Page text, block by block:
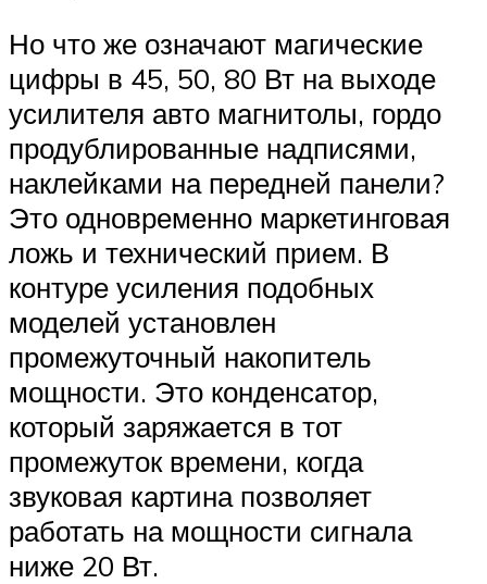
Но что же означают магические
цифры в 45, 50, 80 Вт на выходе
усилителя авто магнитолы, гордо
продублированные надписями,
наклейками на передней панели?
Это одновременно маркетинговая
ложь и технический прием. В
контуре усиления подобных
моделей установлен
промежуточный накопитель
мощности. Это конденсатор,
который заряжается в тот
промежуток времени, когда
звуковая картина позволяет
работать на мощности сигнала
ниже 20 Вт.